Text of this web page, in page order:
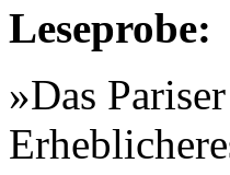
Leseprobe:
»Das